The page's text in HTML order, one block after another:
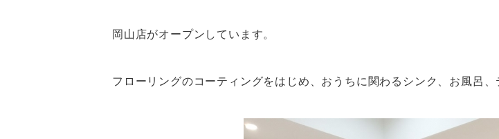
岡山店がオープンしています。
フローリングのコーティングをはじめ、おうちに関わるシンク、お風呂